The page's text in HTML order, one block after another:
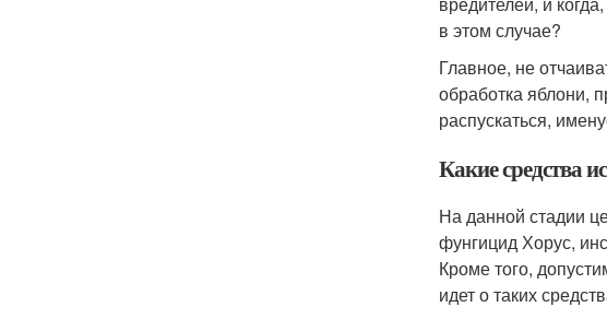
в этом случае?
Главное, не
обработка яблони,
распускаться,
Какие средства
На данной стадии
фунгицид Хорус,
Кроме того,
идет о таких